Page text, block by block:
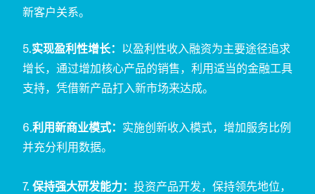
新客户关系。
5.实现盈利性增长： 以盈利性收入融资为主要途径追求
增长，通过增加核心产品的销售，利用适当的金融工具
支持，凭借新产品打入新市场来达成。
6.利用新商业模式： 实施创新收入模式，增加服务比例
并充分利用数据。
7. 保持强大研发能力： 投资产品开发，保持领先地位，